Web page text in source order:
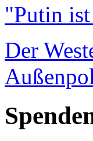
"Putin
Der